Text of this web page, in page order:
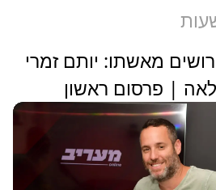
מאשתו: יותם זמרי
| פרסום ראשון